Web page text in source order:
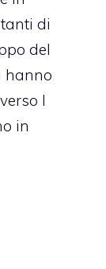
di
del
hanno
l
in